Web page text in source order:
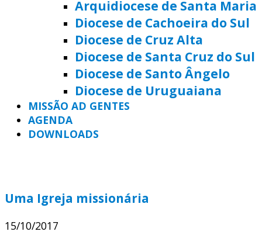
Arquidiocese de Santa Maria
Diocese de Cachoeira do Sul
Diocese de Cruz Alta
Diocese de Santa Cruz do Sul
Diocese de Santo Ângelo
Diocese de Uruguaiana
MISSÃO AD GENTES
AGENDA
DOWNLOADS
Uma Igreja missionária
15/10/2017